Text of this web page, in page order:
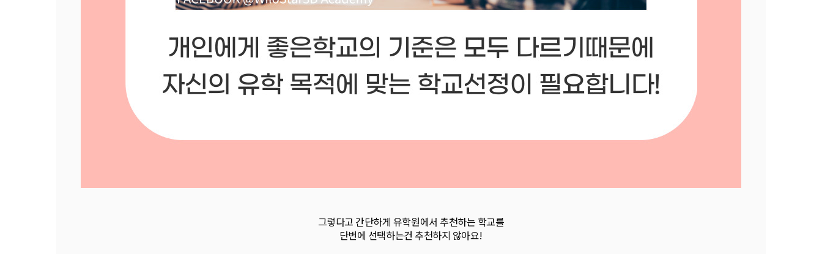
그렇다고 간단하게 유학원에서 추천하는 학교를
단번에 선택하는건 추천하지 않아요!